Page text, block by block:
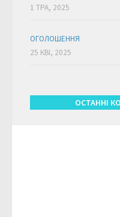
1 ТРА, 2025
ОГОЛОШЕННЯ
25 КВІ, 2025
ОСТАННІ